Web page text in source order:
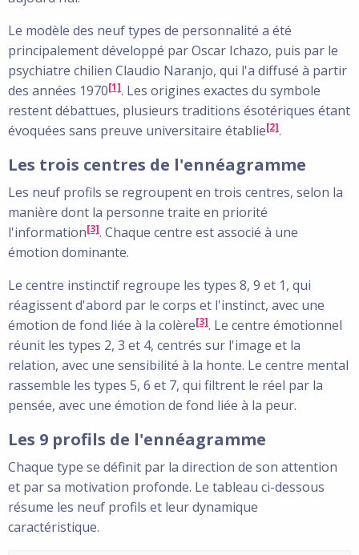
Le modèle des neuf types de personnalité a été
principalement développé par Oscar Ichazo, puis par le
psychiatre chilien Claudio Naranjo, qui l'a diffusé à partir
des années 1970[1]. Les origines exactes du symbole
restent débattues, plusieurs traditions ésotériques étant
évoquées sans preuve universitaire établie[2].
Les trois centres de l'ennéagramme
Les neuf profils se regroupent en trois centres, selon la
manière dont la personne traite en priorité
l'information[3]. Chaque centre est associé à une
émotion dominante.
Le centre instinctif regroupe les types 8, 9 et 1, qui
réagissent d'abord par le corps et l'instinct, avec une
émotion de fond liée à la colère[3]. Le centre émotionnel
réunit les types 2, 3 et 4, centrés sur l'image et la
relation, avec une sensibilité à la honte. Le centre mental
rassemble les types 5, 6 et 7, qui filtrent le réel par la
pensée, avec une émotion de fond liée à la peur.
Les 9 profils de l'ennéagramme
Chaque type se définit par la direction de son attention
et par sa motivation profonde. Le tableau ci-dessous
résume les neuf profils et leur dynamique
caractéristique.